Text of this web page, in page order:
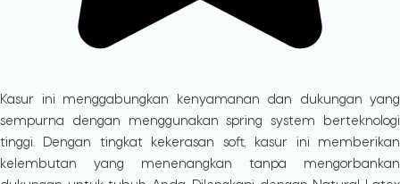
Kasur ini menggabungkan kenyamanan dan dukungan yang
sempurna dengan menggunakan spring system berteknologi
tinggi. Dengan tingkat kekerasan soft, kasur ini memberikan
kelembutan yang menenangkan tanpa mengorbankan